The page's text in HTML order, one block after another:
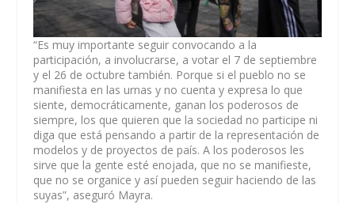
“Es muy importante seguir convocando a la
participación, a involucrarse, a votar el 7 de septiembre
y el 26 de octubre también. Porque si el pueblo no se
manifiesta en las urnas y no cuenta y expresa lo que
siente, democráticamente, ganan los poderosos de
siempre, los que quieren que la sociedad no participe ni
diga que está pensando a partir de la representación de
modelos y de proyectos de país. A los poderosos les
sirve que la gente esté enojada, que no se manifieste,
que no se organice y así pueden seguir haciendo de las
suyas”, aseguró Mayra.